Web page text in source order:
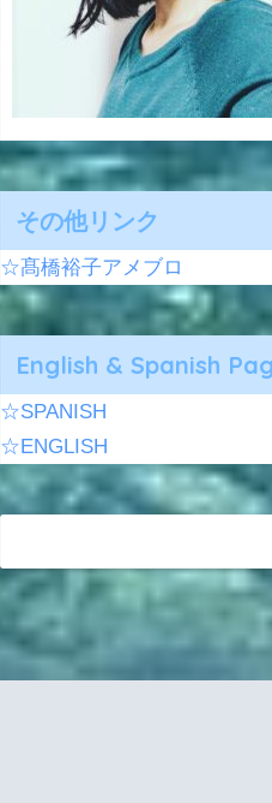
その他リンク
☆髙橋裕子アメブロ
English & Spanish
☆SPANISH
☆ENGLISH